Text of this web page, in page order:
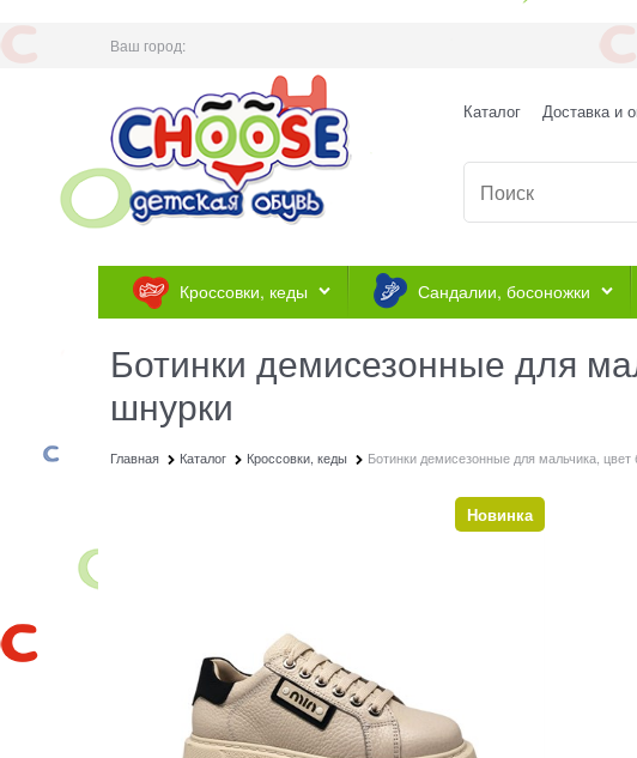
Ваш город:
Каталог Доставка и
Кроссовки, кеды Сандалии, босоножки
Ботинки демисезонные для
шнурки
Главная Каталог Кроссовки, кеды Ботинки демисезонные для мальчика,
Новинка